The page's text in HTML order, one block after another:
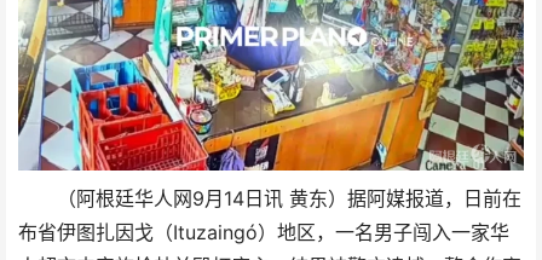
（阿根廷华人网9月14日讯 黄东）据阿媒报道，日前在
布省伊图扎因戈（Ituzaingó）地区，一名男子闯入一家华
终被捕